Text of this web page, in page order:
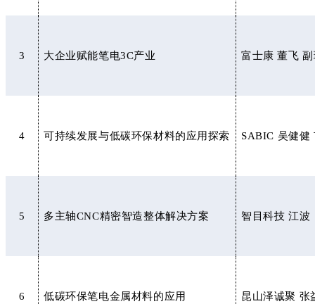
3 大企业赋能笔电3C产业 富士康 董飞
4 可持续发展与低碳环保材料的应用探索 SABIC 吴健健
5 多主轴CNC精密智造整体解决方案 智目科技 江波
6 低碳环保笔电金属材料的应用 昆山泽诚聚 张